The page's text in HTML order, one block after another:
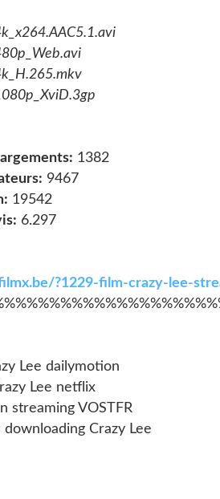
1382
9467
19542
6.297
?1229-film-crazy-lee-
Lee dailymotion
Lee netflix
streaming VOSTFR
downloading Crazy Lee